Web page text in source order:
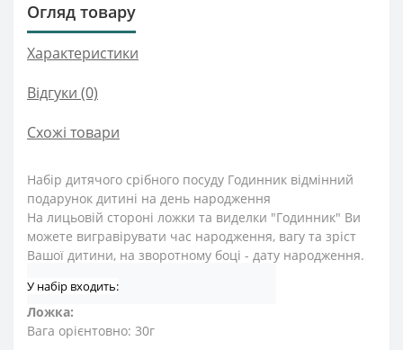
Огляд товару
Характеристики
Відгуки (0)
Схожі товари
Набір дитячого срібного посуду Годинник відмінний
подарунок дитині на день народження
На лицьовій стороні ложки та виделки "Годинник" Ви
можете вигравірувати час народження, вагу та зріст
Вашої дитини, на зворотному боці - дату народження.
У набір входить:
Ложка:
Вага орієнтовно: 30г